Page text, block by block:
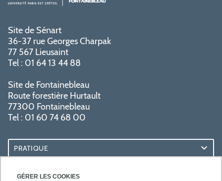
GÉRER LES COOKIES
Site de Sénart
36-37 rue Georges Charpak
77 567 Lieusaint
Tel : 01 64 13 44 88
Site de Fontainebleau
Route forestière Hurtault
77300 Fontainebleau
Tel : 01 60 74 68 00
PRATIQUE
RESSOURCES